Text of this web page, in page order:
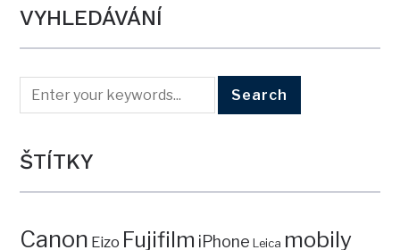
VYHLEDÁVÁNÍ
ŠTÍTKY
Canon Eizo Fujifilm iPhone Leica mobily